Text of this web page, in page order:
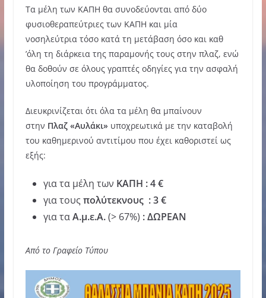
Τα μέλη των ΚΑΠΗ θα συνοδεύονται από δύο
φυσιοθεραπεύτριες των ΚΑΠΗ και μία
νοσηλεύτρια τόσο κατά τη μετάβαση όσο και καθ
’όλη τη διάρκεια της παραμονής τους στην πλαζ, ενώ
θα δοθούν σε όλους γραπτές οδηγίες για την ασφαλή
υλοποίηση του προγράμματος.
Διευκρινίζεται ότι όλα τα μέλη θα μπαίνουν
στην Πλαζ «Αυλάκι» υποχρεωτικά με την καταβολή
του καθημερινού αντιτίμου που έχει καθοριστεί ως
εξής:
για τα μέλη των ΚΑΠΗ : 4 €
για τους πολύτεκνους : 3 €
για ταΑ.μ.ε.Α.(> 67%) : ΔΩΡΕΑΝ
Από το Γραφείο Τύπου